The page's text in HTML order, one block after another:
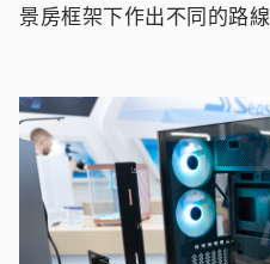
景房框架下作出不同的路線